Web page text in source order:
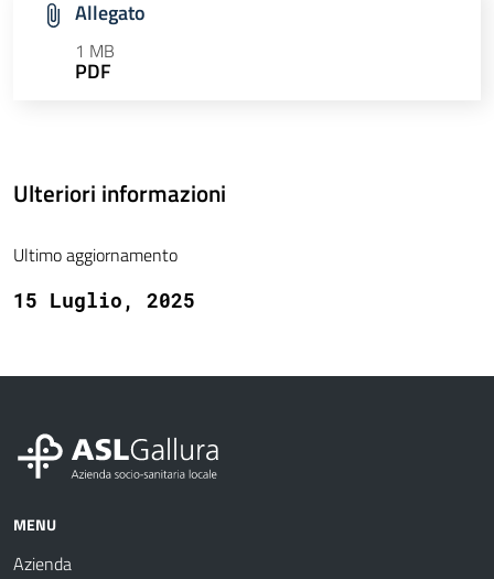
Allegato
1 MB
PDF
Ulteriori informazioni
Ultimo aggiornamento
15 Luglio, 2025
MENU
Azienda